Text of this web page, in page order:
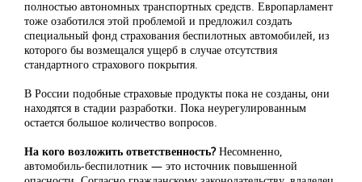
полностью автономных транспортных средств. Европарламент
тоже озаботился этой проблемой и предложил создать
специальный фонд страхования беспилотных автомобилей, из
которого бы возмещался ущерб в случае отсутствия
стандартного страхового покрытия.
В России подобные страховые продукты пока не созданы, они
находятся в стадии разработки. Пока неурегулированным
остается большое количество вопросов.
На кого возложить ответственность?Несомненно,
автомобиль-беспилотник — это источник повышенной